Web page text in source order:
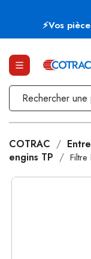
⚡Vos
COTRAC
engins TP